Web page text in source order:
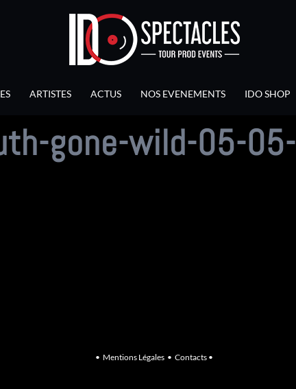
ARTISTES ACTUS NOS EVENEMENTS IDO SHOP
gone-wild-05-05-
• Mentions Légales• Contacts•